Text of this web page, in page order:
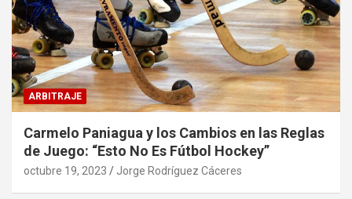
ARBITRAJE
Carmelo Paniagua y los Cambios en las Reglas
de Juego: “Esto No Es Fútbol Hockey”
octubre 19, 2023 Jorge Rodríguez Cáceres